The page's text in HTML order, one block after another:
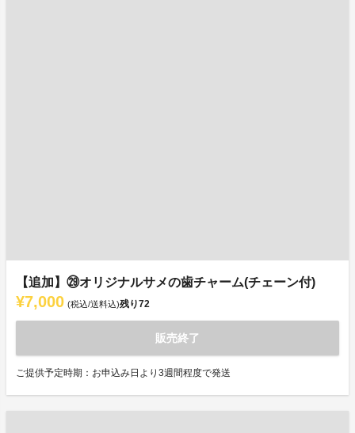
【追加】㉙オリジナルサメの歯チャーム(チェーン付)
¥7,000 (税込/送料込)残り72
販売終了
ご提供予定時期：お申込み日より3週間程度で発送